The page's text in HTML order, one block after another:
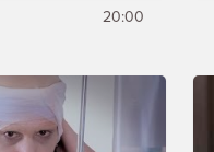
20:00